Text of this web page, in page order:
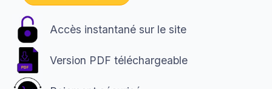
Accès instantané sur le site
Version PDF téléchargeable